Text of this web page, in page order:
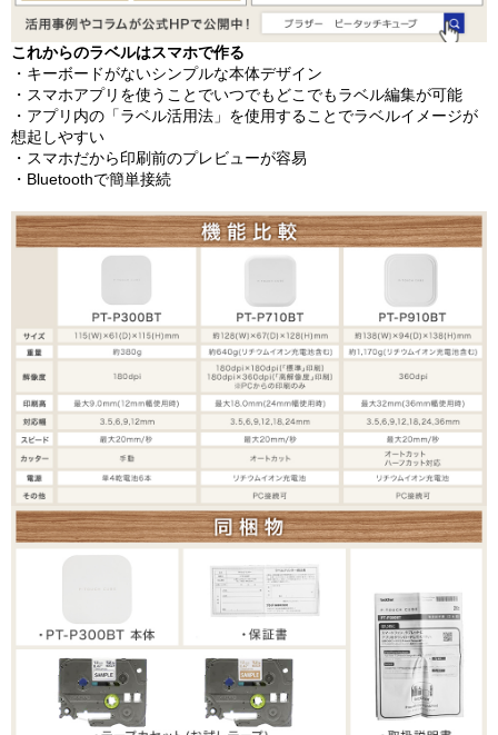
これからのラベルはスマホで作る
・キーボードがないシンプルな本体デザイン
・スマホアプリを使うことでいつでもどこでもラベル編集が可能
・アプリ内の「ラベル活用法」を使用することでラベルイメージが
想起しやすい
・スマホだから印刷前のプレビューが容易
・Bluetoothで簡単接続